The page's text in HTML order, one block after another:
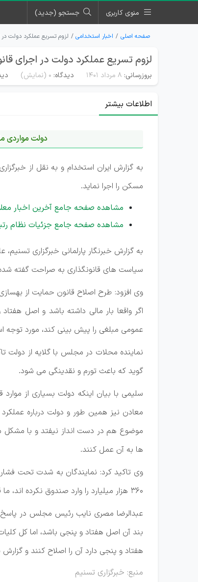
منوی کاربری جستجو (جدید)
صفحه اصلی اخبار استخدامی لزوم تسریع عملکرد دولت در
لزوم تسریع عملکرد دولت در اجرای
بروزرسانی: ۸ مرداد ۱۴۰۱ دیدگاه: 0 (نمایش)
اطلاعات بیشتر
دولت مواردی
به گزارش ایران استخدام و به نقل از
مسکن را اجرا نماید.
مشاهده صفحه جامع آخرین اخبار
مشاهده صفحه جامع جزئیات نظام
سیاست های قانونگذاری به صراحت گفته
وی افزود: طرح اصلاح قانون حمایت از
عمومی مبلغی را پیش بینی کند، مورد
نماینده محلات در مجلس با گلایه از دولت
گوید که باعث تورم و نقدینگی می شود.
سلیمی با بیان اینکه دولت بسیاری از
معادن نیز همین طور و دولت درباره
موضوع هم در دست انداز نیفتد و با مشکل
ها به آن عمل کنند.
وی تاکید کرد: نمایندگان به شدت تحت
360 هزار میلیارد را وارد صندوق نکرده اند، ما قانون را برای اجرا می نویسیم، تذکر لازم را بدهید.
عبدالرضا مصری نایب رئیس مجلس در پاسخ
بند آن اصل هفتاد و پنجی باشد، اما کل
هفتاد و پنجی دارد آن را اصلاح کنند و
منبع: خبرگزاری تسنیم